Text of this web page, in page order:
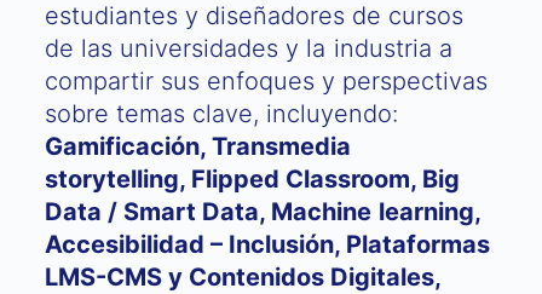
estudiantes y diseñadores de cursos
de las universidades y la industria a
compartir sus enfoques y perspectivas
sobre temas clave, incluyendo:
Gamificación, Transmedia
storytelling, Flipped Classroom, Big
Data / Smart Data, Machine learning,
Accesibilidad – Inclusión, Plataformas
LMS-CMS y Contenidos Digitales,